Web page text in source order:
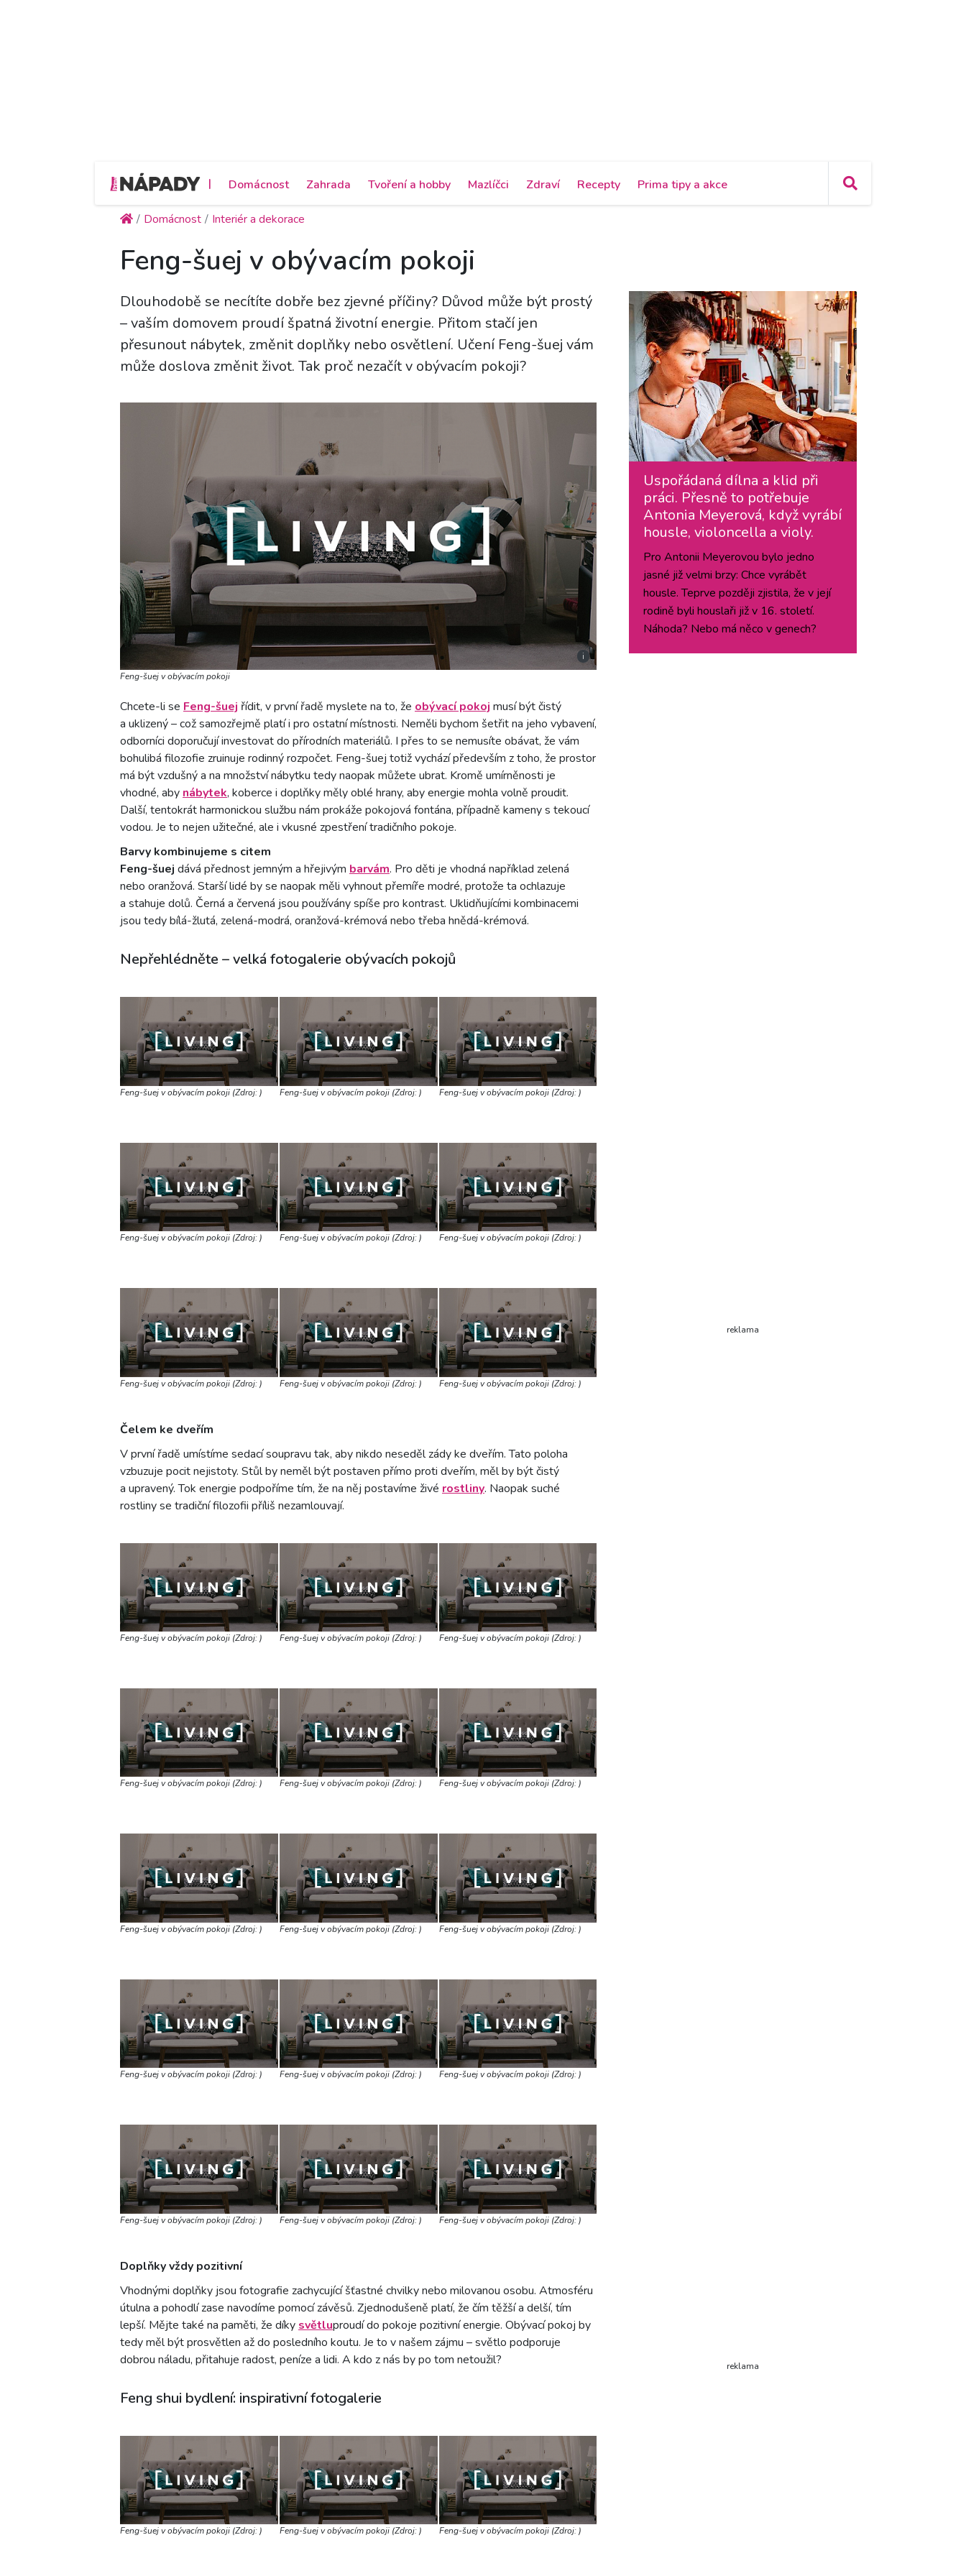
| Domácnost Zahrada Tvoření a hobby Mazlíčci Zdraví Recepty Prima tipy a akce
Domácnost Interiér a dekorace
Feng-šuej v obývacím pokoji
Dlouhodobě se necítíte dobře bez zjevné příčiny? Důvod může být prostý
– vaším domovem proudí špatná životní energie. Přitom stačí jen
přesunout nábytek, změnit doplňky nebo osvětlení. Učení Feng-šuej vám
může doslova změnit život. Tak proč nezačít v obývacím pokoji?
i
Feng-šuej v obývacím pokoji
Chcete-li se Feng-šuej řídit, v první řadě myslete na to, že obývací pokoj musí být čistý
a uklizený – což samozřejmě platí i pro ostatní místnosti. Neměli bychom šetřit na jeho vybavení,
odborníci doporučují investovat do přírodních materiálů. I přes to se nemusíte obávat, že vám
bohulibá filozofie zruinuje rodinný rozpočet. Feng-šuej totiž vychází především z toho, že prostor
má být vzdušný a na množství nábytku tedy naopak můžete ubrat. Kromě umírněnosti je
vhodné, abynábytek, koberce i doplňky měly oblé hrany, aby energie mohla volně proudit.
Další, tentokrát harmonickou službu nám prokáže pokojová fontána, případně kameny s tekoucí
vodou. Je to nejen užitečné, ale i vkusné zpestření tradičního pokoje.
Barvy kombinujeme s citem
Feng-šuej dává přednost jemným a hřejivým barvám. Pro děti je vhodná například zelená
nebo oranžová. Starší lidé by se naopak měli vyhnout přemíře modré, protože ta ochlazuje
a stahuje dolů. Černá a červená jsou používány spíše pro kontrast. Uklidňujícími kombinacemi
jsou tedy bílá-žlutá, zelená-modrá, oranžová-krémová nebo třeba hnědá-krémová.
Nepřehlédněte – velká fotogalerie obývacích pokojů
Feng-šuej v obývacím pokoji (Zdroj: ) Feng-šuej v obývacím pokoji (Zdroj: ) Feng-šuej v obývacím pokoji (Zdroj: )
Feng-šuej v obývacím pokoji (Zdroj: ) Feng-šuej v obývacím pokoji (Zdroj: ) Feng-šuej v obývacím pokoji (Zdroj: )
Feng-šuej v obývacím pokoji (Zdroj: ) Feng-šuej v obývacím pokoji (Zdroj: ) Feng-šuej v obývacím pokoji (Zdroj: )
Čelem ke dveřím
V první řadě umístíme sedací soupravu tak, aby nikdo neseděl zády ke dveřím. Tato poloha
vzbuzuje pocit nejistoty. Stůl by neměl být postaven přímo proti dveřím, měl by být čistý
a upravený. Tok energie podpoříme tím, že na něj postavíme živé rostliny. Naopak suché
rostliny se tradiční filozofii příliš nezamlouvají.
Feng-šuej v obývacím pokoji (Zdroj: ) Feng-šuej v obývacím pokoji (Zdroj: ) Feng-šuej v obývacím pokoji (Zdroj: )
Feng-šuej v obývacím pokoji (Zdroj: ) Feng-šuej v obývacím pokoji (Zdroj: ) Feng-šuej v obývacím pokoji (Zdroj: )
Feng-šuej v obývacím pokoji (Zdroj: ) Feng-šuej v obývacím pokoji (Zdroj: ) Feng-šuej v obývacím pokoji (Zdroj: )
Feng-šuej v obývacím pokoji (Zdroj: ) Feng-šuej v obývacím pokoji (Zdroj: ) Feng-šuej v obývacím pokoji (Zdroj: )
Feng-šuej v obývacím pokoji (Zdroj: ) Feng-šuej v obývacím pokoji (Zdroj: ) Feng-šuej v obývacím pokoji (Zdroj: )
Doplňky vždy pozitivní
Vhodnými doplňky jsou fotografie zachycující šťastné chvilky nebo milovanou osobu. Atmosféru
útulna a pohodlí zase navodíme pomocí závěsů. Zjednodušeně platí, že čím těžší a delší, tím
lepší. Mějte také na paměti, že díky světluproudí do pokoje pozitivní energie. Obývací pokoj by
tedy měl být prosvětlen až do posledního koutu. Je to v našem zájmu – světlo podporuje
dobrou náladu, přitahuje radost, peníze a lidi. A kdo z nás by po tom netoužil?
Feng shui bydlení: inspirativní fotogalerie
Feng-šuej v obývacím pokoji (Zdroj: ) Feng-šuej v obývacím pokoji (Zdroj: ) Feng-šuej v obývacím pokoji (Zdroj: )
Uspořádaná dílna a klid při
práci. Přesně to potřebuje
Antonia Meyerová, když vyrábí
housle, violoncella a violy.
Pro Antonii Meyerovou bylo jedno
jasné již velmi brzy: Chce vyrábět
housle. Teprve později zjistila, že v její
rodině byli houslaři již v 16. století.
Náhoda? Nebo má něco v genech?
reklama
reklama